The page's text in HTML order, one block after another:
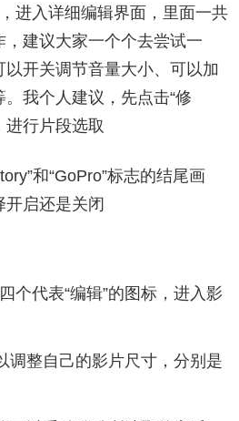
进入详细编辑界面，里面一共
建议大家一个个去尝试一
开关调节音量大小、可以加
我个人建议，先点击“修
进行片段选取
和“GoPro”标志的结尾画
开启还是关闭
个代表“编辑”的图标，进入影
调整自己的影片尺寸，分别是